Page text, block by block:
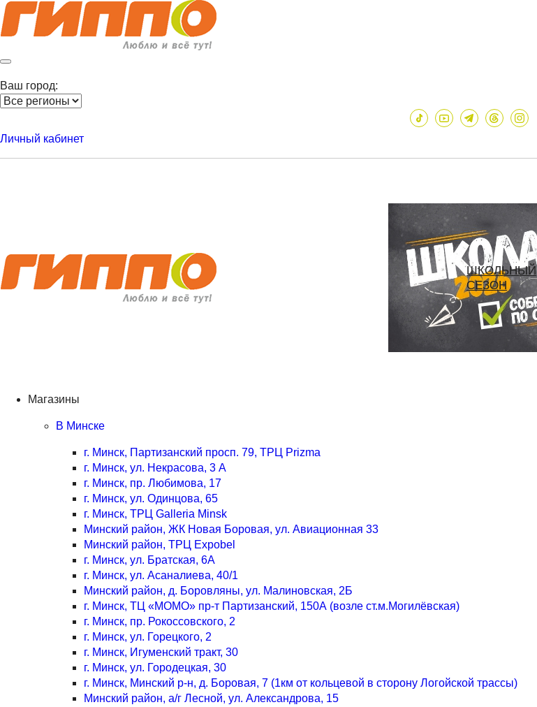
Ваш город:
Личный кабинет
ШКОЛЬНЫЙ
СЕЗОН
Магазины
В Минске
г. Минск, Партизанский просп. 79, ТРЦ Prizma
г. Минск, ул. Некрасова, 3 А
г. Минск, пр. Любимова, 17
г. Минск, ул. Одинцова, 65
г. Минск, ТРЦ Galleria Minsk
Минский район, ЖК Новая Боровая, ул. Авиационная 33
Минский район, ТРЦ Expobel
г. Минск, ул. Братская, 6А
г. Минск, ул. Асаналиева, 40/1
Минский район, д. Боровляны, ул. Малиновская, 2Б
г. Минск, ТЦ «МОМО» пр-т Партизанский, 150А (возле ст.м.Могилёвская)
г. Минск, пр. Рокоссовского, 2
г. Минск, ул. Горецкого, 2
г. Минск, Игуменский тракт, 30
г. Минск, ул. Городецкая, 30
г. Минск, Минский р-н, д. Боровая, 7 (1км от кольцевой в сторону Логойской трассы)
Минский район, а/г Лесной, ул. Александрова, 15